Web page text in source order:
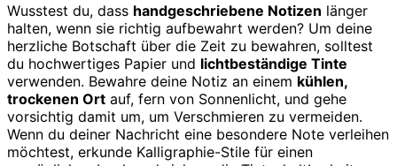
Wusstest du, dass handgeschriebene Notizen länger
halten, wenn sie richtig aufbewahrt werden? Um deine
herzliche Botschaft über die Zeit zu bewahren, solltest
du hochwertiges Papier und lichtbeständige Tinte
verwenden. Bewahre deine Notiz an einem kühlen,
trockenen Ort auf, fern von Sonnenlicht, und gehe
vorsichtig damit um, um Verschmieren zu vermeiden.
Wenn du deiner Nachricht eine besondere Note verleihen
möchtest, erkunde Kalligraphie-Stile für einen